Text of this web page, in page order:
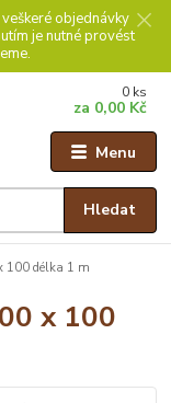
objednávky
je nutné provést
Menu
Hledat
0 ks
za 0,00 Kč
100 délka 1 m
x 100